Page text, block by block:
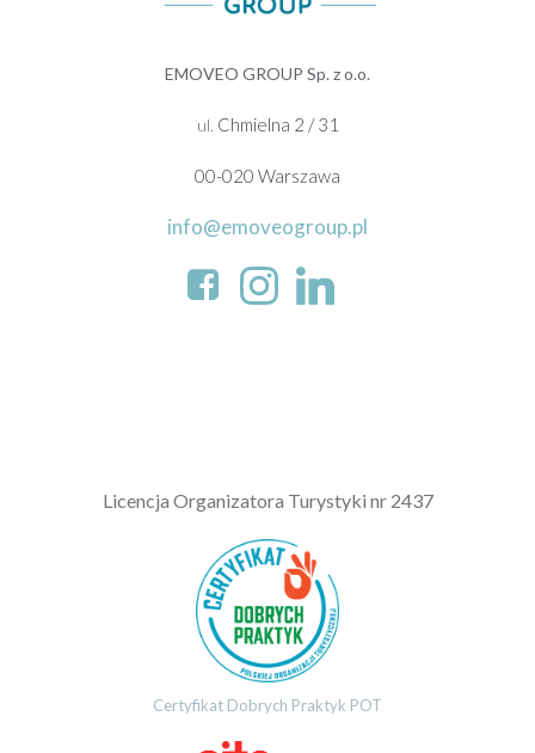
EMOVEO GROUP Sp. z o.o.
ul. Chmielna 2 / 31
00-020 Warszawa
info@emoveogroup.pl
Licencja Organizatora Turystyki nr 2437
Certyfikat Dobrych Praktyk POT